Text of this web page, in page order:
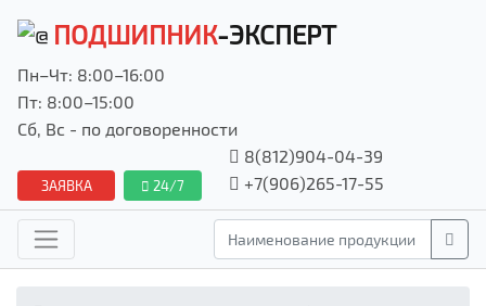
ПОДШИПНИК-ЭКСПЕРТ
Пн–Чт: 8:00–16:00
Пт: 8:00–15:00
Сб, Вс - по договоренности
ЗАЯВКА 24/7
8(812)904-04-39
+7(906)265-17-55